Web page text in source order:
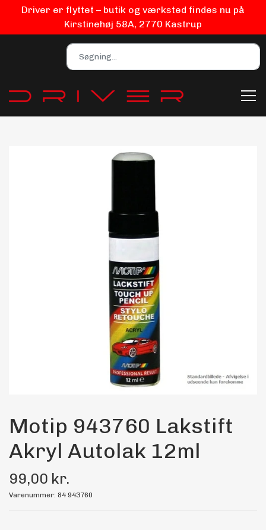
Driver er flyttet – butik og værksted findes nu på
Kirstinehøj 58A, 2770 Kastrup
Bilpleje
Biludstyr
EV Udstyr
Maling
Bilstereo
Transport Udstyr
Olie
Kemi
Dæk & Fælge
Motip 943760 Lakstift
Akryl Autolak 12ml
99,00 kr.
Varenummer: 84 943760